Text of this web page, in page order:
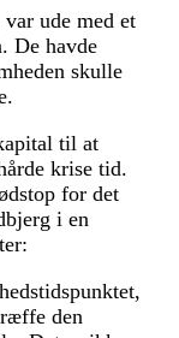
ude med et
De havde
skulle
til at
krise tid.
for det
i en
den